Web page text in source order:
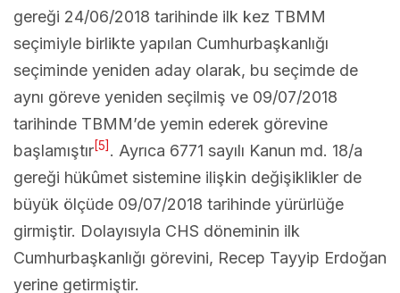
gereği 24/06/2018 tarihinde ilk kez TBMM
seçimiyle birlikte yapılan Cumhurbaşkanlığı
seçiminde yeniden aday olarak, bu seçimde de
aynı göreve yeniden seçilmiş ve 09/07/2018
tarihinde TBMM’de yemin ederek görevine
başlamıştır[5] . Ayrıca 6771 sayılı Kanun md. 18/a
gereği hükûmet sistemine ilişkin değişiklikler de
büyük ölçüde 09/07/2018 tarihinde yürürlüğe
girmiştir. Dolayısıyla CHS döneminin ilk
Cumhurbaşkanlığı görevini, Recep Tayyip Erdoğan
yerine getirmiştir.